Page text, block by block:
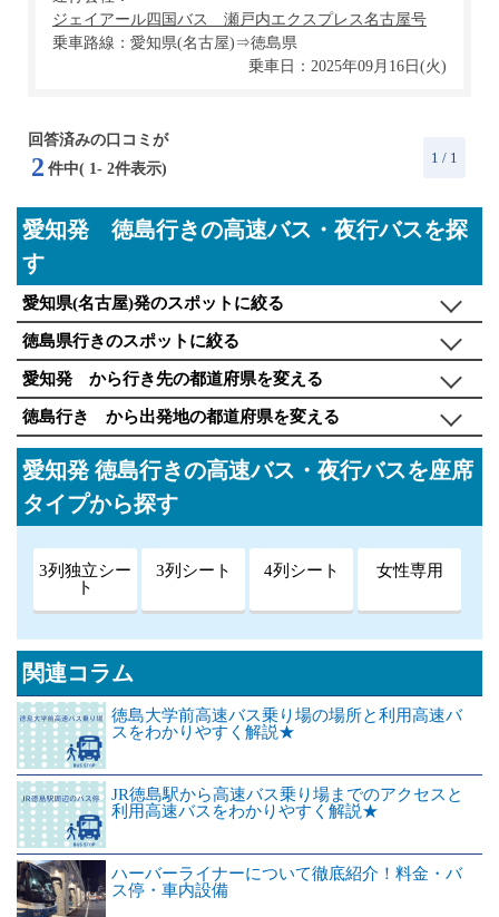
乗車路線：愛知県(名古屋)⇒徳島県
乗車日：2025年09月16日(火)
回答済みの口コミが
2 件中( 1- 2件表示)
1 / 1
愛知発 徳島行きの高速バス・夜行バスを探
す
愛知県(名古屋)発のスポットに絞る
徳島県行きのスポットに絞る
愛知発 から行き先の都道府県を変える
徳島行き から出発地の都道府県を変える
愛知発 徳島行きの高速バス・夜行バスを座席
タイプから探す
3列独立シー
ト
3列シート 4列シート 女性専用
関連コラム
徳島大学前高速バス乗り場の場所と利用高速バ
スをわかりやすく解説★
JR徳島駅から高速バス乗り場までのアクセスと
利用高速バスをわかりやすく解説★
ハーバーライナーについて徹底紹介！料金・バ
ス停・車内設備